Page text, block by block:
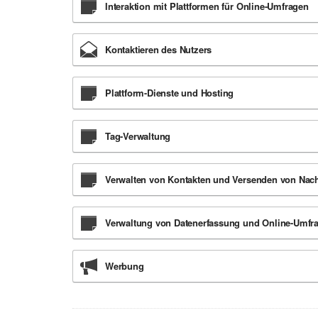
Interaktion mit Plattformen für Online-Umfragen
Kontaktieren des Nutzers
Plattform-Dienste und Hosting
Tag-Verwaltung
Verwalten von Kontakten und Versenden von
Verwaltung von Datenerfassung und Online-
Werbung